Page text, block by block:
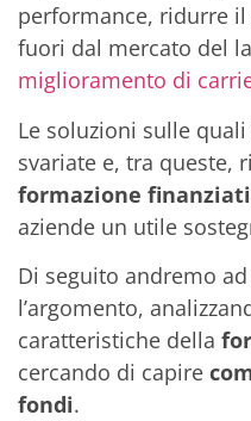
performance, ridurre
fuori dal mercato del
miglioramento di
Le soluzioni sulle
svariate e, tra queste,
formazione finanziati
aziende un utile
Di seguito andremo
l’argomento,
caratteristiche della
cercando di capire
fondi.